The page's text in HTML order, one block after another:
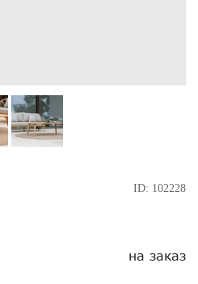
ID: 102228
на заказ